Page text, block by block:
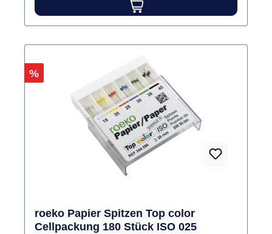
Rabatt
%
roeko Papier Spitzen Top color
Cellpackung 180 Stück ISO 025